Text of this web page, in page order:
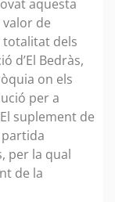
aquesta
de
totalitat dels
d’El Bedràs,
on els
per a
suplement de
per la qual
de la